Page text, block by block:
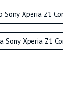
Sony Xperia Z1
Sony Xperia Z1